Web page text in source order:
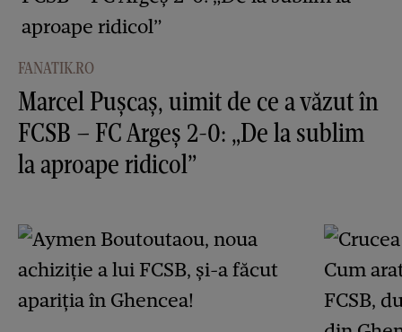
FANATIK.RO
Marcel Pușcaș, uimit de ce a văzut în
FCSB – FC Argeș 2-0: „De la sublim
la aproape ridicol”